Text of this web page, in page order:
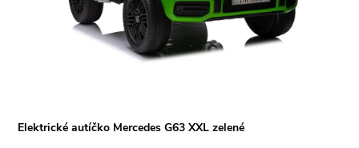
Elektrické autíčko Mercedes G63 XXL zelené